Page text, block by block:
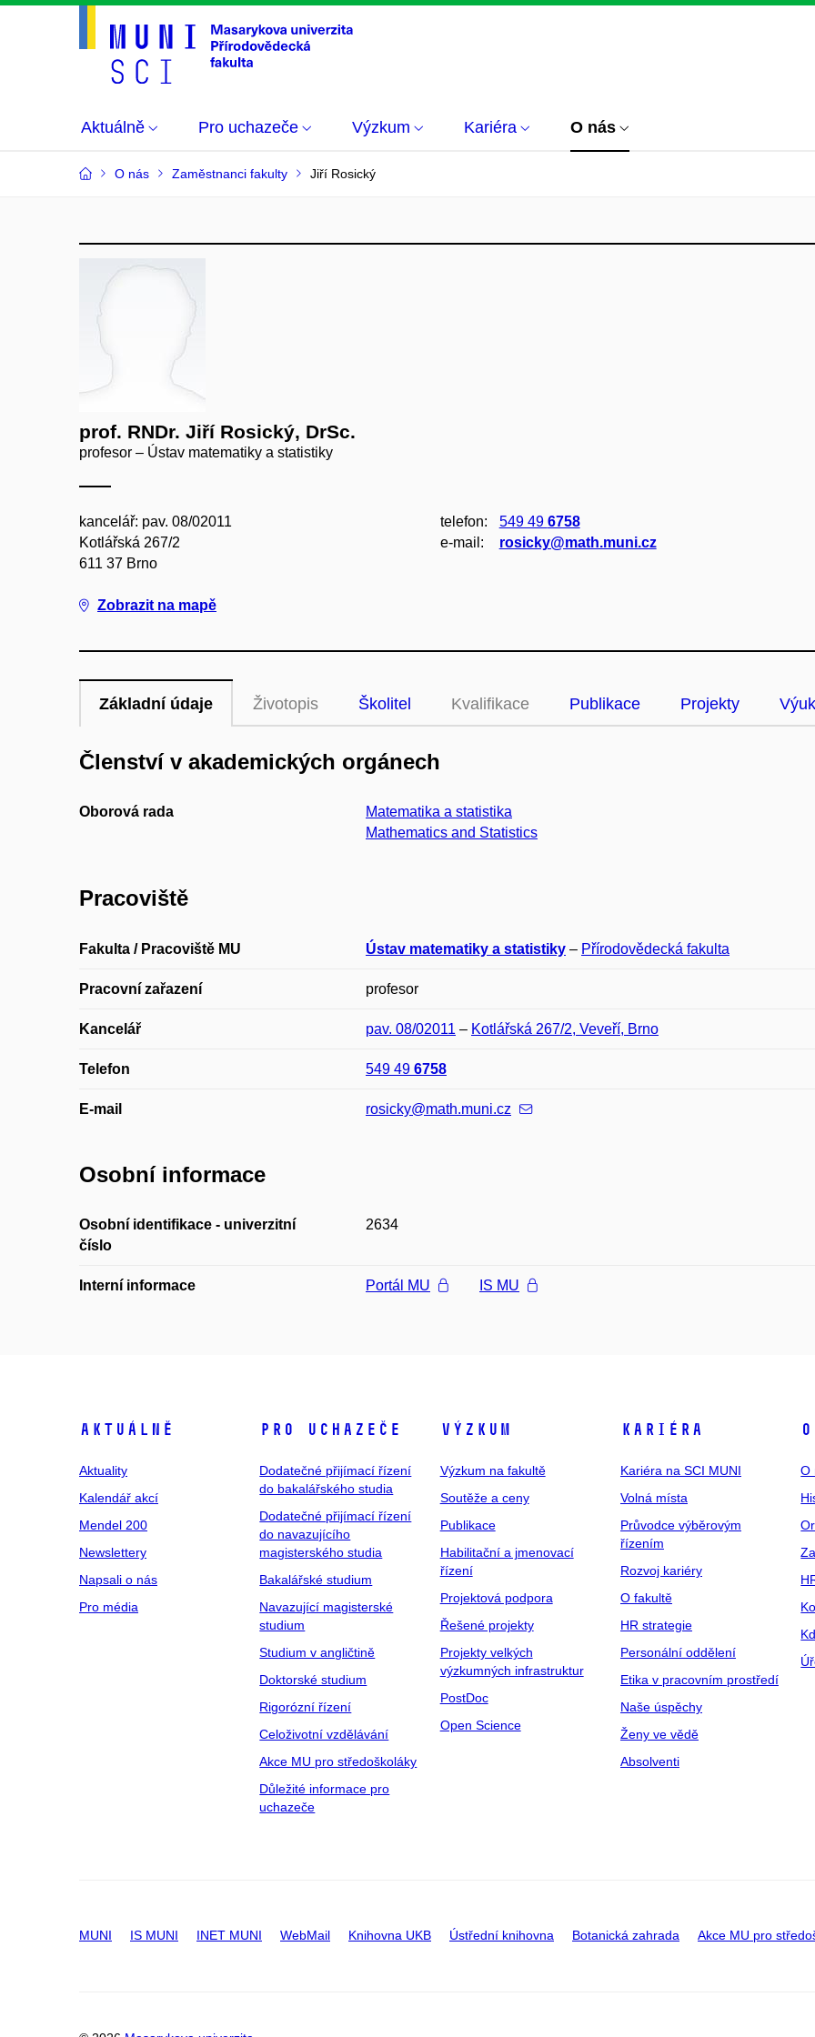
Aktuálně Pro uchazeče Výzkum Kariéra O nás
O nás Zaměstnanci fakulty Jiří Rosický
prof. RNDr. Jiří Rosický, DrSc.
profesor – Ústav matematiky a statistiky
kancelář: pav. 08/02011
Kotlářská 267/2
611 37 Brno
Zobrazit na mapě
telefon: 549 49 6758
e‑mail:
rosicky@math.muni.cz
Základní údaje Životopis Školitel Kvalifikace Publikace Projekty
Členství v akademických orgánech
Oborová rada
Matematika a statistika
Mathematics and Statistics
Pracoviště
Fakulta / Pracoviště MU Ústav matematiky a statistiky – Přírodovědecká fakulta
Pracovní zařazení profesor
Kancelář pav. 08/02011 – Kotlářská 267/2, Veveří, Brno
Telefon 549 49 6758
E-mail rosicky@math.muni.cz
Osobní informace
Osobní identifikace - univerzitní
číslo
2634
Interní informace Portál MU IS MU
Aktuálně
Aktuality
Kalendář akcí
Mendel 200
Newslettery
Napsali o nás
Pro média
Pro uchazeče
Dodatečné přijímací řízení
do bakalářského studia
Dodatečné přijímací řízení
do navazujícího
magisterského studia
Bakalářské studium
Navazující magisterské
studium
Studium v angličtině
Doktorské studium
Rigorózní řízení
Celoživotní vzdělávání
Akce MU pro středoškoláky
Důležité informace pro
uchazeče
Výzkum
Výzkum na fakultě
Soutěže a ceny
Publikace
Habilitační a jmenovací
řízení
Projektová podpora
Řešené projekty
Projekty velkých
výzkumných infrastruktur
PostDoc
Open Science
Kariéra
Kariéra na SCI MUNI
Volná místa
Průvodce výběrovým
řízením
Rozvoj kariéry
O fakultě
HR strategie
Personální oddělení
Etika v pracovním prostředí
Naše úspěchy
Ženy ve vědě
Absolventi
O
MUNI IS MUNI INET MUNI WebMail Knihovna UKB Ústřední knihovna Botanická zahrada Akce MU pro